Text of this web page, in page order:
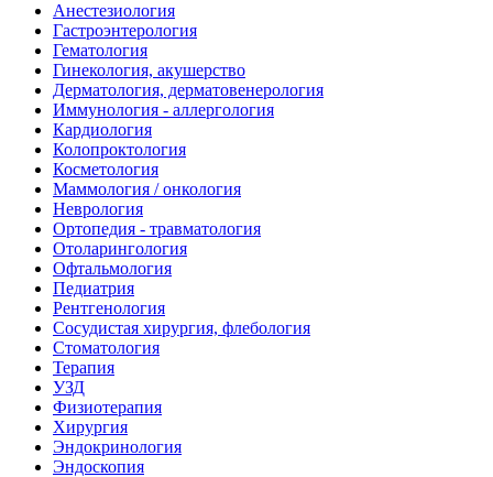
Анестезиология
Гастроэнтерология
Гематология
Гинекология, акушерство
Дерматология, дерматовенерология
Иммунология - аллергология
Кардиология
Колопроктология
Косметология
Маммология / онкология
Неврология
Ортопедия - травматология
Отоларингология
Офтальмология
Педиатрия
Рентгенология
Сосудистая хирургия, флебология
Стоматология
Терапия
УЗД
Физиотерапия
Хирургия
Эндокринология
Эндоскопия